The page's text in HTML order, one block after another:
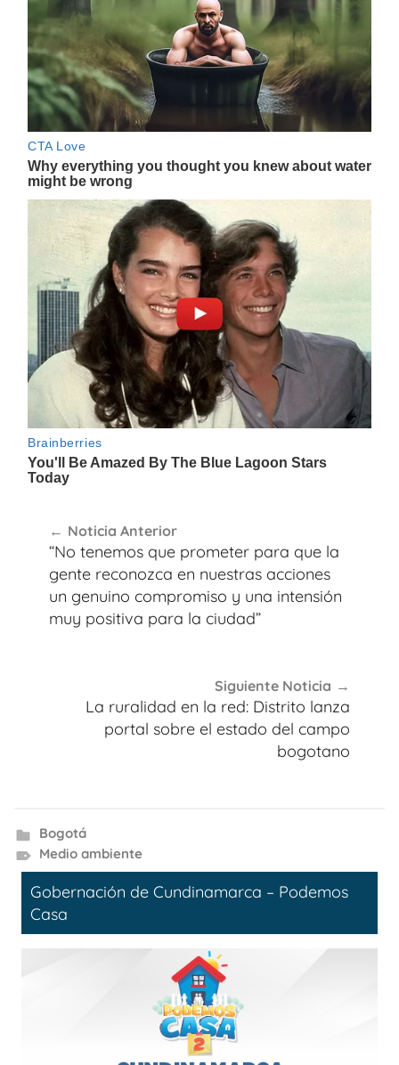
de
entradas
Noticia Anterior
“No tenemos que prometer para que la
gente reconozca en nuestras acciones
un genuino compromiso y una intensión
muy positiva para la ciudad”
Siguiente Noticia
La ruralidad en la red: Distrito lanza
portal sobre el estado del campo
bogotano
Bogotá
Medio ambiente
Gobernación de Cundinamarca – Podemos
Casa